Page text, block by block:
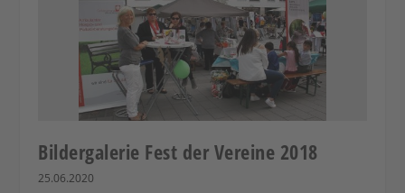
Bildergalerie Fest der Vereine 2018
25.06.2020